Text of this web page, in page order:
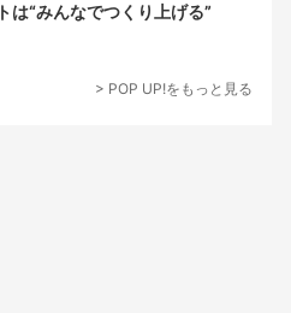
トは“みんなでつくり上げる”
> POP UP!をもっと見る